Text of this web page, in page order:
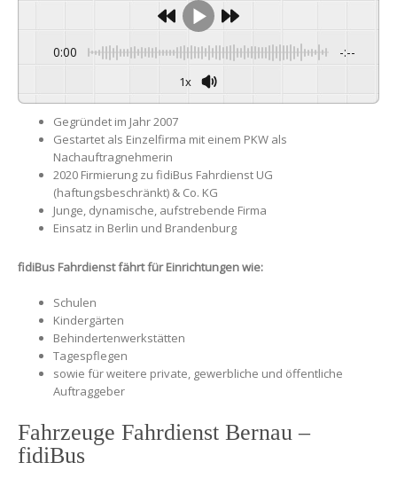
0:00 -:--
1x
Gegründet im Jahr 2007
Gestartet als Einzelfirma mit einem PKW als
Nachauftragnehmerin
2020 Firmierung zu fidiBus Fahrdienst UG
(haftungsbeschränkt) & Co. KG
Junge, dynamische, aufstrebende Firma
Einsatz in Berlin und Brandenburg
fidiBus Fahrdienst fährt für Einrichtungen wie:
Schulen
Kindergärten
Behindertenwerkstätten
Tagespflegen
sowie für weitere private, gewerbliche und öffentliche
Auftraggeber
Fahrzeuge Fahrdienst Bernau –
fidiBus